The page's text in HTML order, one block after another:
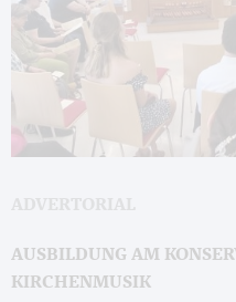
AUSBILDUNG AM
KIRCHENMUSIK